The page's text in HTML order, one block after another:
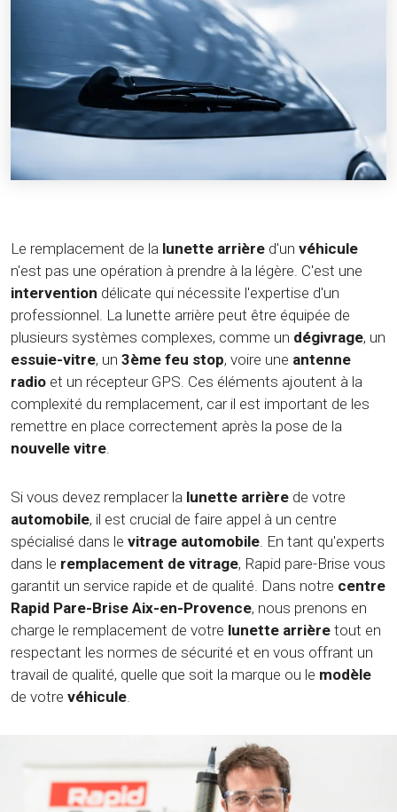
Le remplacement de la lunette arrière d'un véhicule
n'est pas une opération à prendre à la légère. C'est une
intervention délicate qui nécessite l'expertise d'un
professionnel. La lunette arrière peut être équipée de
plusieurs systèmes complexes, comme un dégivrage, un
essuie-vitre, un 3ème feu stop, voire une antenne
radio et un récepteur GPS. Ces éléments ajoutent à la
complexité du remplacement, car il est important de les
remettre en place correctement après la pose de la
nouvelle vitre.
Si vous devez remplacer la lunette arrière de votre
automobile, il est crucial de faire appel à un centre
spécialisé dans le vitrage automobile. En tant qu'experts
dans le remplacement de vitrage, Rapid pare-Brise vous
garantit un service rapide et de qualité. Dans notre centre
Rapid Pare-Brise Aix-en-Provence, nous prenons en
charge le remplacement de votre lunette arrière tout en
respectant les normes de sécurité et en vous offrant un
travail de qualité, quelle que soit la marque ou le modèle
de votre véhicule.